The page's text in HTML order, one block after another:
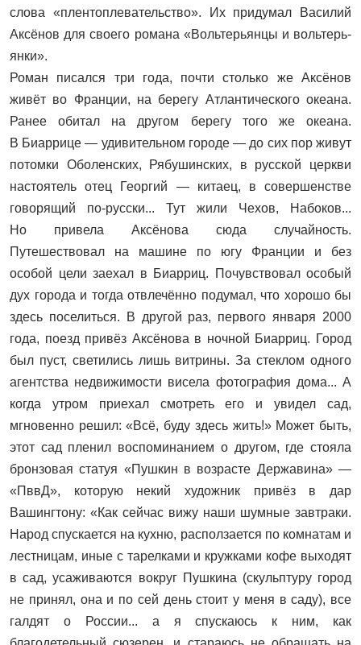
слова «плентоплевательство». Их придумал Василий
Аксёнов для своего романа «Вольтерьянцы и вольтерь­
янки».
Роман писался три года, почти столько же Аксёнов
живёт во Франции, на берегу Атлантического океана.
Ранее обитал на другом берегу того же океана.
В Биаррице — удивительном городе — до сих пор живут
потомки Оболенских, Рябушинских, в русской церкви
настоятель отец Георгий — китаец, в совершенстве
говорящий по-русски... Тут жили Чехов, Набоков...
Но привела Аксёнова сюда случайность.
Путешествовал на машине по югу Франции и без
особой цели заехал в Биарриц. Почувствовал особый
дух города и тогда отвлечённо подумал, что хорошо бы
здесь поселиться. В другой раз, первого января 2000
года, поезд привёз Аксёнова в ночной Биарриц. Город
был пуст, светились лишь витрины. За стеклом одного
агентства недвижимости висела фотография дома... А
когда утром приехал смотреть его и увидел сад,
мгновенно решил: «Всё, буду здесь жить!» Может быть,
этот сад пленил воспоминанием о другом, где стояла
бронзовая статуя «Пушкин в возрасте Державина» —
«ПввД», которую некий художник привёз в дар
Вашингтону: «Как сейчас вижу наши шумные завтраки.
Народ спускается на кухню, расползается по комнатам и
лестницам, иные с тарелками и кружками кофе выходят
в сад, усаживаются вокруг Пушкина (скульптуру город
не принял, она и по сей день стоит у меня в саду), все
галдят о России... а я спускаюсь к ним, как